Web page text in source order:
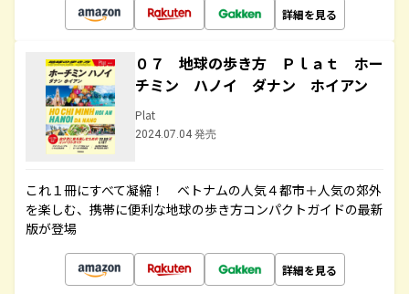
詳細を見る
０７ 地球の歩き方 Ｐｌａｔ ホー
チミン ハノイ ダナン ホイアン
Plat
2024.07.04 発売
これ１冊にすべて凝縮！ ベトナムの人気４都市＋人気の郊外
を楽しむ、携帯に便利な地球の歩き方コンパクトガイドの最新
版が登場
詳細を見る